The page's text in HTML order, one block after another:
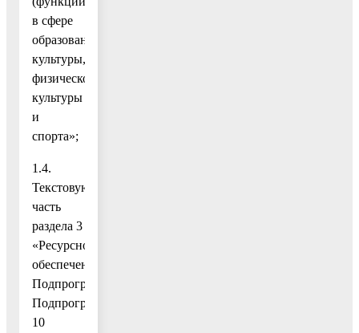
в сфере
образования,
культуры,
физической
культуры
и
спорта»;
1.4.
Текстовую
часть
раздела 3
«Ресурсное
обеспечение
Подпрограммы»
Подпрограммы
10